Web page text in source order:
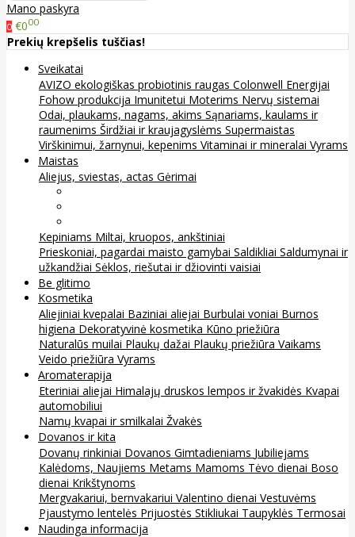
Mano paskyra
0 €000
Prekių krepšelis tuščias!
Sveikatai
AVIZO ekologiškas probiotinis raugas Colonwell Energijai
Fohow produkcija Imunitetui Moterims Nervų sistemai
Odai, plaukams, nagams, akims Sąnariams, kaulams ir
raumenims Širdžiai ir kraujagyslėms Supermaistas
Virškinimui, žarnynui, kepenims Vitaminai ir mineralai Vyrams
Maistas
Aliejus, sviestas, actas Gėrimai
Kepiniams Miltai, kruopos, ankštiniai
Prieskoniai, pagardai maisto gamybai Saldikliai Saldumynai ir
užkandžiai Sėklos, riešutai ir džiovinti vaisiai
Be glitimo
Kosmetika
Aliejiniai kvepalai Baziniai aliejai Burbulai voniai Burnos
higiena Dekoratyvinė kosmetika Kūno priežiūra
Naturalūs muilai Plaukų dažai Plaukų priežiūra Vaikams
Veido priežiūra Vyrams
Aromaterapija
Eteriniai aliejai Himalajų druskos lempos ir žvakidės Kvapai
automobiliui
Namų kvapai ir smilkalai Žvakės
Dovanos ir kita
Dovanų rinkiniai Dovanos Gimtadieniams Jubiliejams
Kalėdoms, Naujiems Metams Mamoms Tėvo dienai Boso
dienai Krikštynoms
Mergvakariui, bernvakariui Valentino dienai Vestuvėms
Pjaustymo lentelės Prijuostės Stikliukai Taupyklės Termosai
Naudinga informacija